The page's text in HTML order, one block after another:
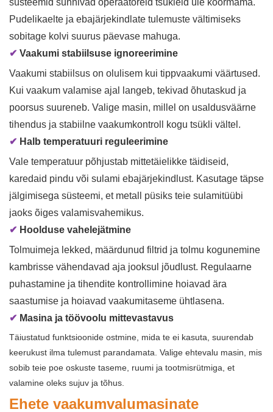
süsteemid sunnivad operaatoreid tsükleid üle koormama.
Pudelikaelte ja ebajärjekindlate tulemuste vältimiseks
sobitage kolvi suurus päevase mahuga.
✔ Vaakumi stabiilsuse ignoreerimine
Vaakumi stabiilsus on olulisem kui tippvaakumi väärtused.
Kui vaakum valamise ajal langeb, tekivad õhutaskud ja
poorsus suureneb. Valige masin, millel on usaldusväärne
tihendus ja stabiilne vaakumkontroll kogu tsükli vältel.
✔ Halb temperatuuri reguleerimine
Vale temperatuur põhjustab mittetäielikke täidiseid,
karedaid pindu või sulami ebajärjekindlust. Kasutage täpse
jälgimisega süsteemi, et metall püsiks teie sulamitüübi
jaoks õiges valamisvahemikus.
✔ Hoolduse vahelejätmine
Tolmuimeja lekked, määrdunud filtrid ja tolmu kogunemine
kambrisse vähendavad aja jooksul jõudlust. Regulaarne
puhastamine ja tihendite kontrollimine hoiavad ära
saastumise ja hoiavad vaakumitaseme ühtlasena.
✔ Masina ja töövoolu mittevastavus
Täiustatud funktsioonide ostmine, mida te ei kasuta, suurendab
keerukust ilma tulemust parandamata. Valige ehtevalu masin, mis
sobib teie poe oskuste taseme, ruumi ja tootmisrütmiga, et
valamine oleks sujuv ja tõhus.
Ehete vaakumvalumasinate